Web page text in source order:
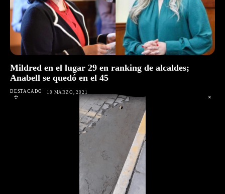
Mildred en el lugar 29 en ranking de alcaldes;
Anabell se quedó en el 45
DESTACADO 10 MARZO, 2021